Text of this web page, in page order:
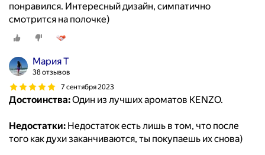
понравился. Интересный дизайн, симпатично
смотрится на полочке)
Мария Т
38 отзывов
7 сентября 2023
Достоинства:Один из лучших ароматов KENZO.
Недостатки: Недостаток есть лишь в том, что после
того как духи заканчиваются, ты покупаешь их снова)